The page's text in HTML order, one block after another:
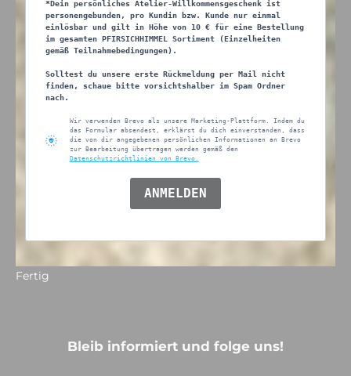
*Dein persönliches Atelier-Willkommensgeschenk ist
personengebunden, pro Kundin bzw. Kunde nur einmal
einlösbar und gilt in Höhe von 10 € für eine Bestellung
im gesamten PFIRSICHHIMMEL Sortiment (Einzelheiten
gemäß Teilnahmebedingungen).
Solltest du unsere erste Rückmeldung per Mail nicht
finden, schaue bitte vorsichtshalber im Spam Ordner
nach.
Wir verwenden Brevo als unsere Marketing-Plattform. Indem du
das Formular absendest, erklärst du dich einverstanden, dass
die von dir angegebenen persönlichen Informationen an Brevo
zur Bearbeitung übertragen werden gemäß den
Datenschutzrichtlinien von Brevo.
ANMELDEN
Fertig
Bleib informiert und folge uns!